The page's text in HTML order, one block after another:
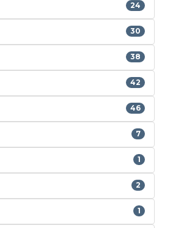
24
30
38
42
46
7
1
2
1